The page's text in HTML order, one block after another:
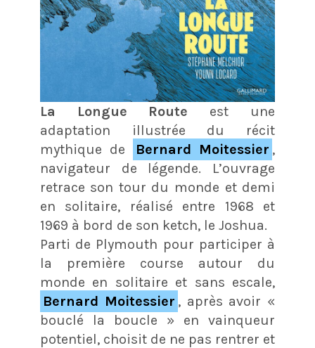
La Longue Route est une
adaptation illustrée du récit
mythique de
Bernard Moitessier ,
navigateur de légende. L’ouvrage
retrace son tour du monde et demi
en solitaire, réalisé entre 1968 et
1969 à bord de son ketch, le Joshua.
Parti de Plymouth pour participer à
la première course autour du
monde en solitaire et sans escale,
Bernard Moitessier , après avoir «
bouclé la boucle » en vainqueur
potentiel, choisit de ne pas rentrer et